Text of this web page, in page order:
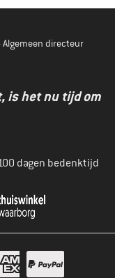
Algemeen directeur
is het nu tijd om
dagen bedenktijd